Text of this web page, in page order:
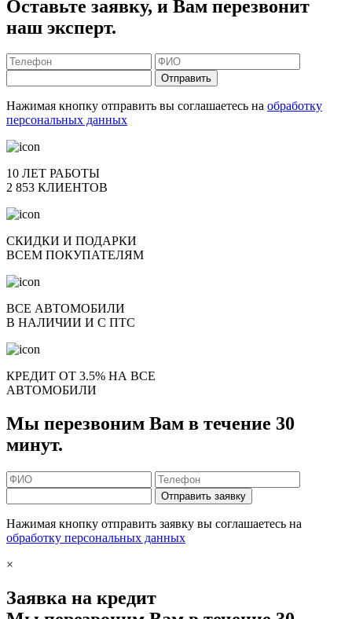
Оставьте заявку, и Вам перезвонит
наш эксперт.
Отправить
Нажимая кнопку отправить вы соглашаетесь на обработку
персональных данных
10 ЛЕТ РАБОТЫ
2 853 КЛИЕНТОВ
СКИДКИ И ПОДАРКИ
ВСЕМ ПОКУПАТЕЛЯМ
ВСЕ АВТОМОБИЛИ
В НАЛИЧИИ И С ПТС
КРЕДИТ ОТ 3.5% НА ВСЕ
АВТОМОБИЛИ
Мы перезвоним Вам в течение 30
минут.
Отправить заявку
Нажимая кнопку отправить заявку вы соглашаетесь на
обработку персональных данных
×
Заявка на кредит